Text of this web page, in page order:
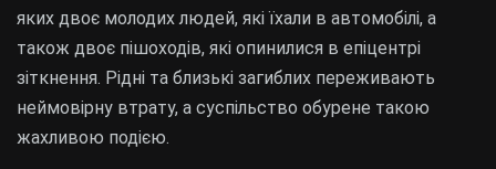
яких двоє молодих людей, які їхали в автомобілі, а
також двоє пішоходів, які опинилися в епіцентрі
зіткнення. Рідні та близькі загиблих переживають
неймовірну втрату, а суспільство обурене такою
жахливою подією.